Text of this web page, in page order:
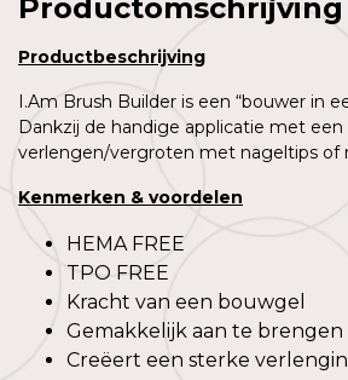
Productomschrijving
Productbeschrijving
I.Am Brush Builder is een “bouwer in
Dankzij de handige applicatie met
verlengen/vergroten met nageltips of
Kenmerken & voordelen
HEMA FREE
TPO FREE
Kracht van een bouwgel
Gemakkelijk aan te brengen
Creëert een sterke